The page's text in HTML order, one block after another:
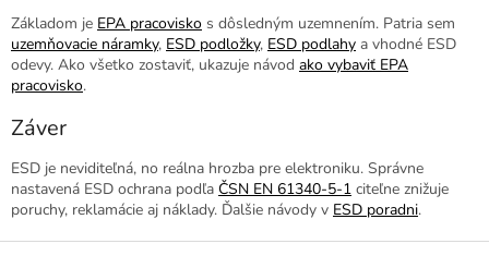
Základom je EPA pracovisko s dôsledným uzemnením. Patria sem
uzemňovacie náramky, ESD podložky, ESD podlahy a vhodné ESD
odevy. Ako všetko zostaviť, ukazuje návod ako vybaviť EPA
pracovisko.
Záver
ESD je neviditeľná, no reálna hrozba pre elektroniku. Správne
nastavená ESD ochrana podľa ČSN EN 61340-5-1 citeľne znižuje
poruchy, reklamácie aj náklady. Ďalšie návody v ESD poradni.
Z